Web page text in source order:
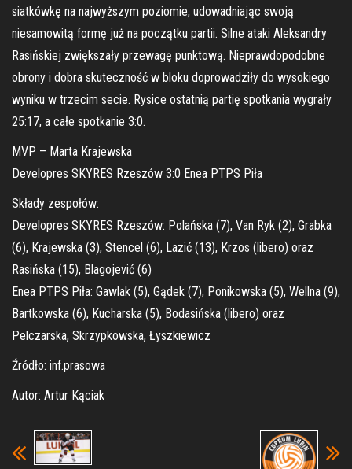
siatkówkę na najwyższym poziomie, udowadniając swoją
niesamowitą formę już na początku partii. Silne ataki Aleksandry
Rasińskiej zwiększały przewagę punktową. Nieprawdopodobne
obrony i dobra skuteczność w bloku doprowadziły do wysokiego
wyniku w trzecim secie. Rysice ostatnią partię spotkania wygrały
25:17, a całe spotkanie 3:0.
MVP – Marta Krajewska
Developres SKYRES Rzeszów 3:0 Enea PTPS Piła
Składy zespołów:
Developres SKYRES Rzeszów: Polańska (7), Van Ryk (2), Grabka
(6), Krajewska (3), Stencel (6), Lazić (13), Krzos (libero) oraz
Rasińska (15), Blagojević (6)
Enea PTPS Piła: Gawlak (5), Gądek (7), Ponikowska (5), Wellna (9),
Bartkowska (6), Kucharska (5), Bodasińska (libero) oraz
Pelczarska, Skrzypkowska, Łyszkiewicz
Źródło: inf.prasowa
Autor: Artur Kąciak